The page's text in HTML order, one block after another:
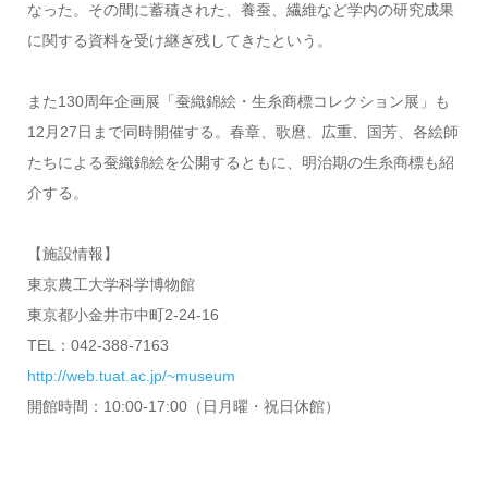
なった。その間に蓄積された、養蚕、繊維など学内の研究成果
に関する資料を受け継ぎ残してきたという。
また130周年企画展「蚕織錦絵・生糸商標コレクション展」も
12月27日まで同時開催する。春章、歌麿、広重、国芳、各絵師
たちによる蚕織錦絵を公開するともに、明治期の生糸商標も紹
介する。
【施設情報】
東京農工大学科学博物館
東京都小金井市中町2-24-16
TEL：042-388-7163
http://web.tuat.ac.jp/~museum
開館時間：10:00-17:00（日月曜・祝日休館）